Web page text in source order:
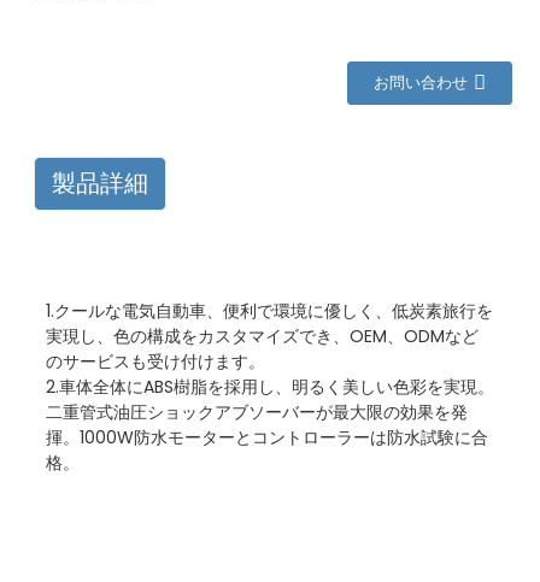
お問い合わせ
製品詳細
1.クールな電気自動車、便利で環境に優しく、低炭素旅行を
実現し、色の構成をカスタマイズでき、OEM、ODMなど
のサービスも受け付けます。
2.車体全体にABS樹脂を採用し、明るく美しい色彩を実現。
二重管式油圧ショックアブソーバーが最大限の効果を発
揮。1000W防水モーターとコントローラーは防水試験に合
格。